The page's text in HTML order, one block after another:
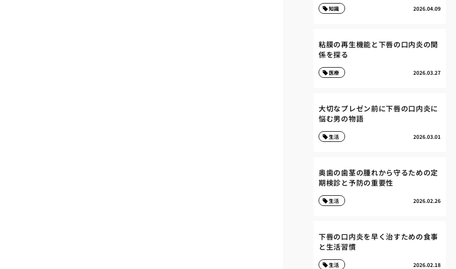
2026.04.09
知識
粘膜の再生機能と下唇の口内炎の関
係を探る
2026.03.27
医療
大切なプレゼン前に下唇の口内炎に
悩む男の物語
2026.03.01
生活
奥歯の歯茎の腫れから守るための定
期検診と予防の重要性
2026.02.26
生活
下唇の口内炎を早く治すための食事
と生活習慣
2026.02.18
生活